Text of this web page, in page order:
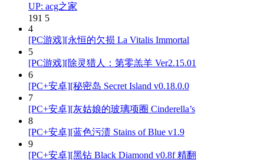
UP: acg之家
191 5
4
[PC游戏][永恒的欠损 La Vitalis Immortal
5
[PC游戏][除灵猎人：第零羔羊 Ver2.15.01
6
[PC+安卓][秘密岛 Secret Island v0.18.0.0
7
[PC+安卓][灰姑娘的玻璃项圈 Cinderella’s
8
[PC+安卓][蓝色污渍 Stains of Blue v1.9
9
[PC+安卓][黑钻 Black Diamond v0.8f 精翻